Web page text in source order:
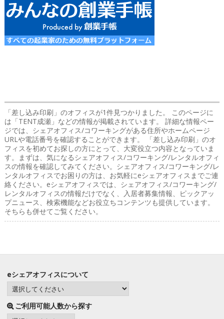
「差し込み印刷」のオフィスが1件見つかりました。 このページに
は「TENT成瀬」などの情報が掲載されています。 詳細な情報ペー
ジでは、シェアオフィス/コワーキングがある住所やホームページ
URLや電話番号を確認することができます。 「差し込み印刷」のオ
フィスを初めてお探しの方にとって、大変役立つ内容となっていま
す。まずは、気になるシェアオフィス/コワーキング/レンタルオフィ
スの情報を確認してみてください。シェアオフィス/コワーキング/レ
ンタルオフィスでお困りの方は、お気軽にeシェアオフィスまでご連
絡ください。eシェアオフィスでは、シェアオフィス/コワーキング/
レンタルオフィスの情報だけでなく、入居者募集情報、ピックアッ
プニュース、検索機能などお役立ちコンテンツも提供しています。
そちらも併せてご覧ください。
eシェアオフィスについて
ご利用可能人数から探す